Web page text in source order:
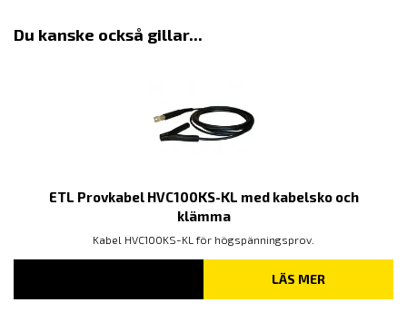
Du kanske också gillar...
ETL Provkabel HVC100KS-KL med kabelsko och
klämma
Kabel HVC100KS-KL för högspänningsprov.
LÄS MER